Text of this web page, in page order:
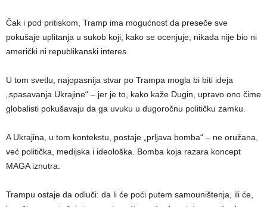
Čak i pod pritiskom, Tramp ima mogućnost da preseče sve
pokušaje uplitanja u sukob koji, kako se ocenjuje, nikada nije bio ni
američki ni republikanski interes.
U tom svetlu, najopasnija stvar po Trampa mogla bi biti ideja
„spasavanja Ukrajine“ – jer je to, kako kaže Dugin, upravo ono čime
globalisti pokušavaju da ga uvuku u dugoročnu političku zamku.
A Ukrajina, u tom kontekstu, postaje „prljava bomba“ – ne oružana,
već politička, medijska i ideološka. Bomba koja razara koncept
MAGA iznutra.
Trampu ostaje da odluči: da li će poći putem samouništenja, ili će,